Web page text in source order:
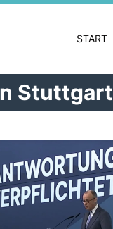
START
Stuttgart